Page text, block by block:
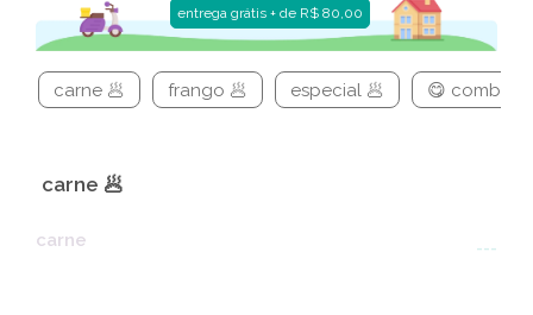
entrega grátis + de R$ 80,00
carne 🥟 frango 🥟 especial 🥟 😋 combos
carne 🥟
carne ---